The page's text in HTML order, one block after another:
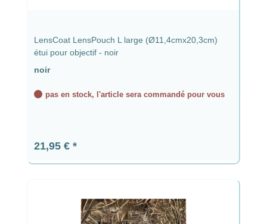
LensCoat LensPouch L large (Ø11,4cmx20,3cm)
étui pour objectif - noir
noir
pas en stock, l'article sera commandé pour vous
Prix régulier :
21,95 €